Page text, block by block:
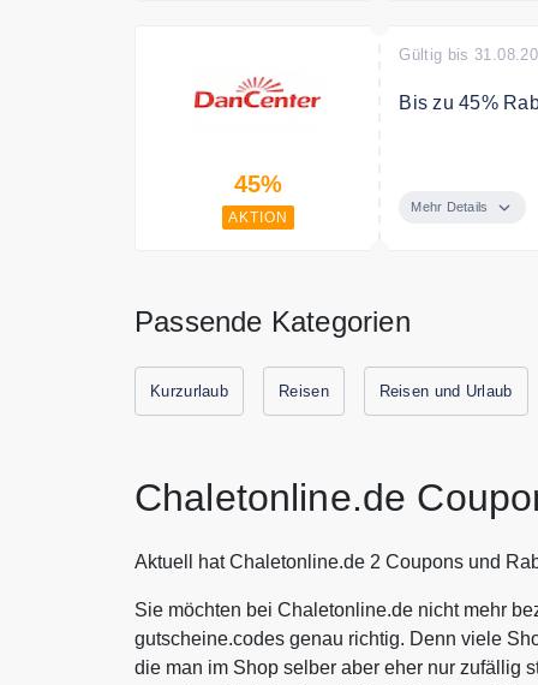
45%
AKTION
Gültig bis
Bis zu 45%
Mehr Details
Passende Kategorien
Kurzurlaub Reisen Reisen und Urlaub
Chaletonline.de
Aktuell hat Chaletonline.de 2 Coupons und
Sie möchten bei Chaletonline.de nicht mehr
gutscheine.codes genau richtig. Denn viele
die man im Shop selber aber eher nur zufällig